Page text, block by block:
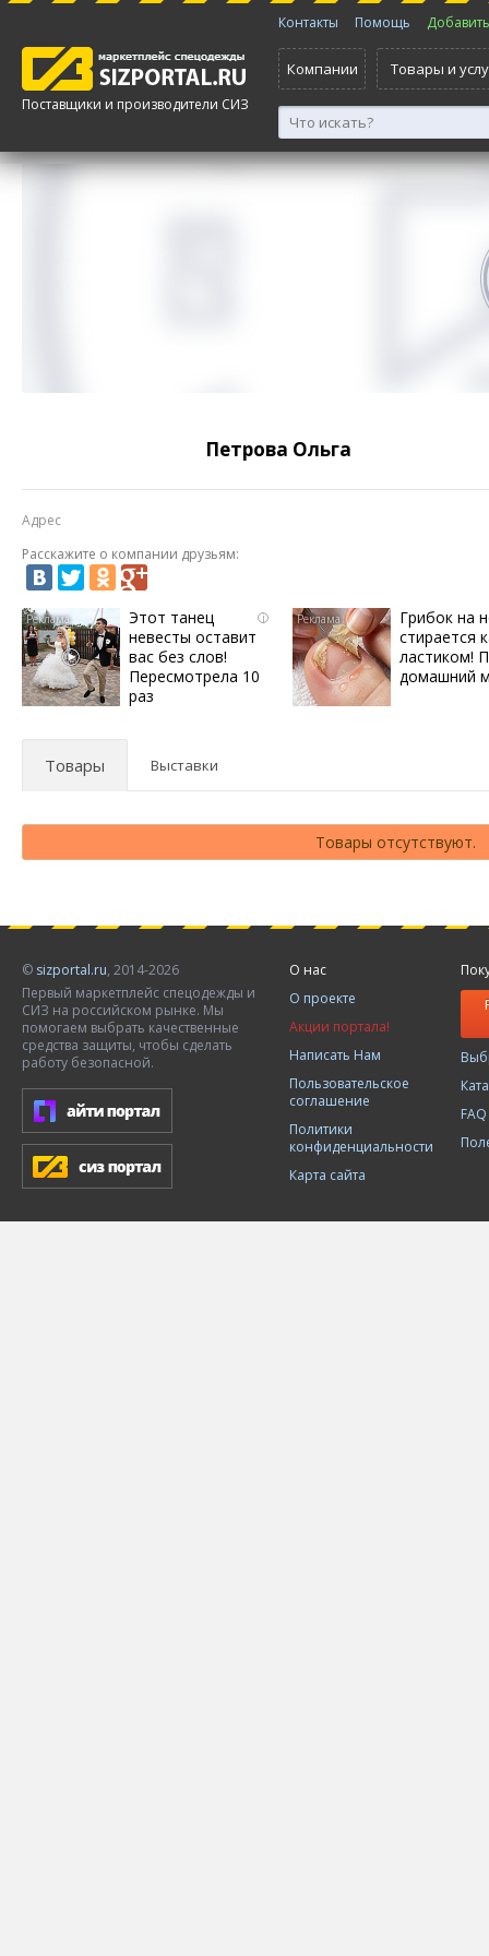
Поставщики и производители СИЗ
Контакты Помощь
Компании Товары и
Петрова Ольга
Адрес
Расскажите о компании друзьям:
i
Этот танец
невесты оставит
вас без слов!
Пересмотрела 10
раз
Грибок на
стирается
ластиком!
домашний
Товары Выставки
Товары отсутствуют.
© sizportal.ru, 2014-2026
Первый маркетплейс спецодежды и
СИЗ на российском рынке. Мы
помогаем выбрать качественные
средства защиты, чтобы сделать
работу безопасной.
О нас
О проекте
Акции портала!
Написать Нам
Пользовательское
соглашение
Политики
конфиденциальности
Карта сайта
FAQ